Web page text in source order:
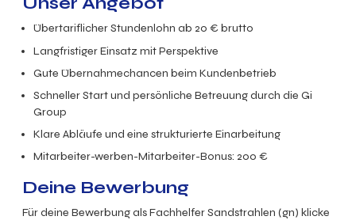
Übertariflicher Stundenlohn ab 20 € brutto
Langfristiger Einsatz mit Perspektive
Gute Übernahmechancen beim Kundenbetrieb
Schneller Start und persönliche Betreuung durch die Gi
Group
Klare Abläufe und eine strukturierte Einarbeitung
Mitarbeiter-werben-Mitarbeiter-Bonus: 200 €
Deine Bewerbung
Für deine Bewerbung als Fachhelfer Sandstrahlen (gn) klicke